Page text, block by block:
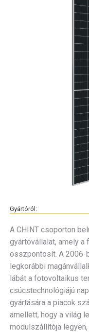
Gyártóról:
A CHINT csoporton
gyártóvállalat, amely
összpontosít. A 2006-
legkorábbi
lábát a fotovoltaikus
csúcstechnológiájú
gyártására a piacok
amellett, hogy a világ
modulszállítója